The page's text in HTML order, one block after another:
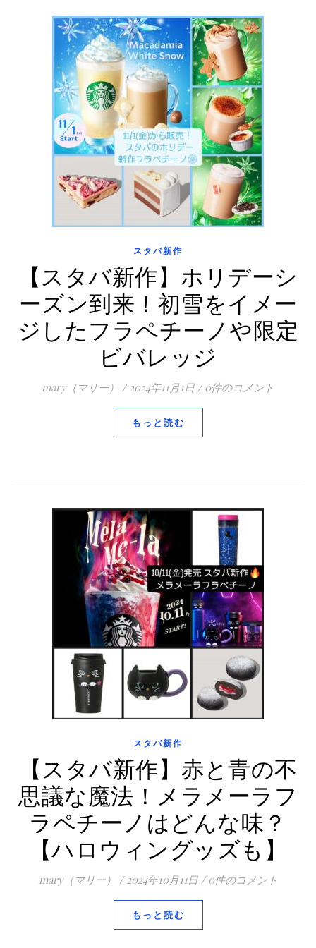
スタバ新作
【スタバ新作】ホリデーシ
ーズン到来！初雪をイメー
ジしたフラペチーノや限定
ビバレッジ
mary（マリー） / 2024年11月1日 / 0件のコメント
もっと読む
スタバ新作
【スタバ新作】赤と青の不
思議な魔法！メラメーラフ
ラペチーノはどんな味？
【ハロウィングッズも】
mary（マリー） / 2024年10月11日 / 0件のコメント
もっと読む